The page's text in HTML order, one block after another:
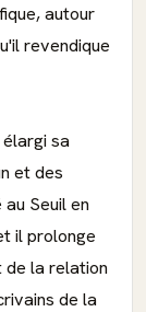
autour
revendique
sa
et des
Seuil en
il prolonge
de la relation
de la